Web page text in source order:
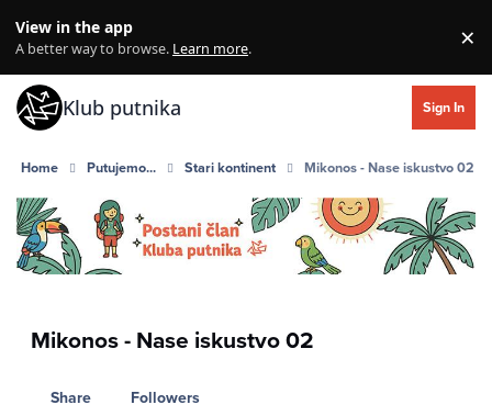
View in the app
A better way to browse. Learn more. ×
Klub putnika Sign In
Home Putujemo... Stari kontinent Mikonos - Nase iskustvo 02
Mikonos - Nase iskustvo 02
Share Followers